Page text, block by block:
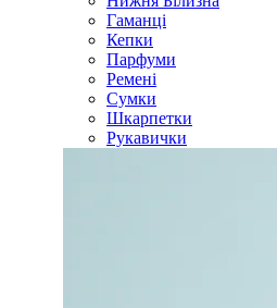
Гаманці
Кепки
Парфуми
Ремені
Сумки
Шкарпетки
Рукавички